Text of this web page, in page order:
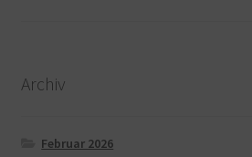
Archiv
Februar 2026